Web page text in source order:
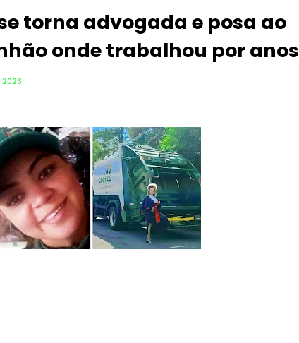
torna advogada e posa ao
onde trabalhou por anos
2023